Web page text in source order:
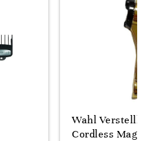
Wahl
Cordless